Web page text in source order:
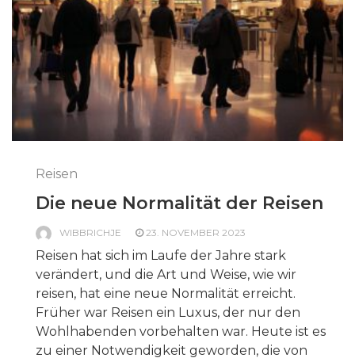
Reisen
Die neue Normalität der Reisen
WIBBRICHJE 23. NOVEMBER 2023
Reisen hat sich im Laufe der Jahre stark
verändert, und die Art und Weise, wie wir
reisen, hat eine neue Normalität erreicht.
Früher war Reisen ein Luxus, der nur den
Wohlhabenden vorbehalten war. Heute ist es
zu einer Notwendigkeit geworden, die von